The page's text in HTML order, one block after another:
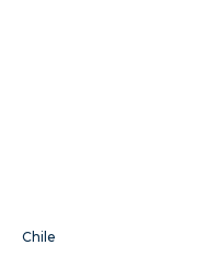
Chile